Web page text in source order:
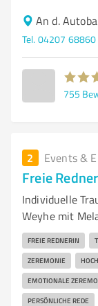
An d.
Tel. 04207 68860
755
2 Events &
Freie
Individuelle
Weyhe mit
FREIE REDNERIN
ZEREMONIE
EMOTIONALE
PERSÖNLICHE REDE